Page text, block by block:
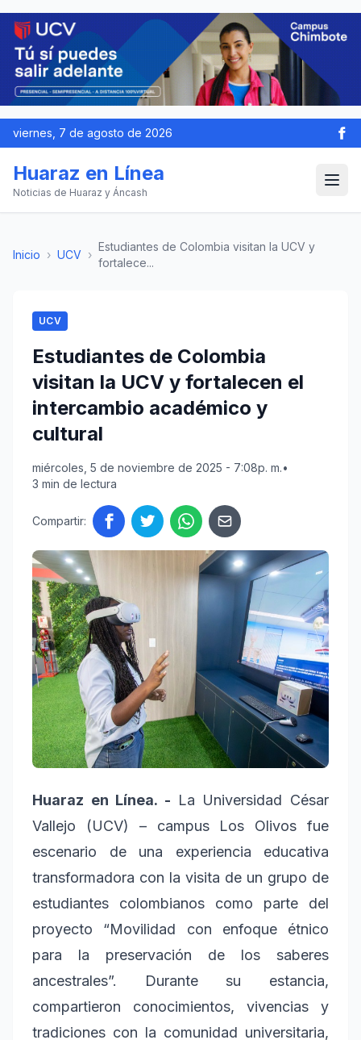
viernes, 7 de agosto de 2026
Huaraz en Línea
Noticias de Huaraz y Áncash
Inicio › UCV ›
Estudiantes de Colombia visitan la UCV y
fortalece...
UCV
Estudiantes de Colombia
visitan la UCV y fortalecen el
intercambio académico y
cultural
miércoles, 5 de noviembre de 2025 - 7:08p. m.•
3 min de lectura
Compartir:
Huaraz en Línea. - La Universidad César
Vallejo (UCV) – campus Los Olivos fue
escenario de una experiencia educativa
transformadora con la visita de un grupo de
estudiantes colombianos como parte del
proyecto “Movilidad con enfoque étnico
para la preservación de los saberes
ancestrales”. Durante su estancia,
compartieron conocimientos, vivencias y
tradiciones con la comunidad universitaria,